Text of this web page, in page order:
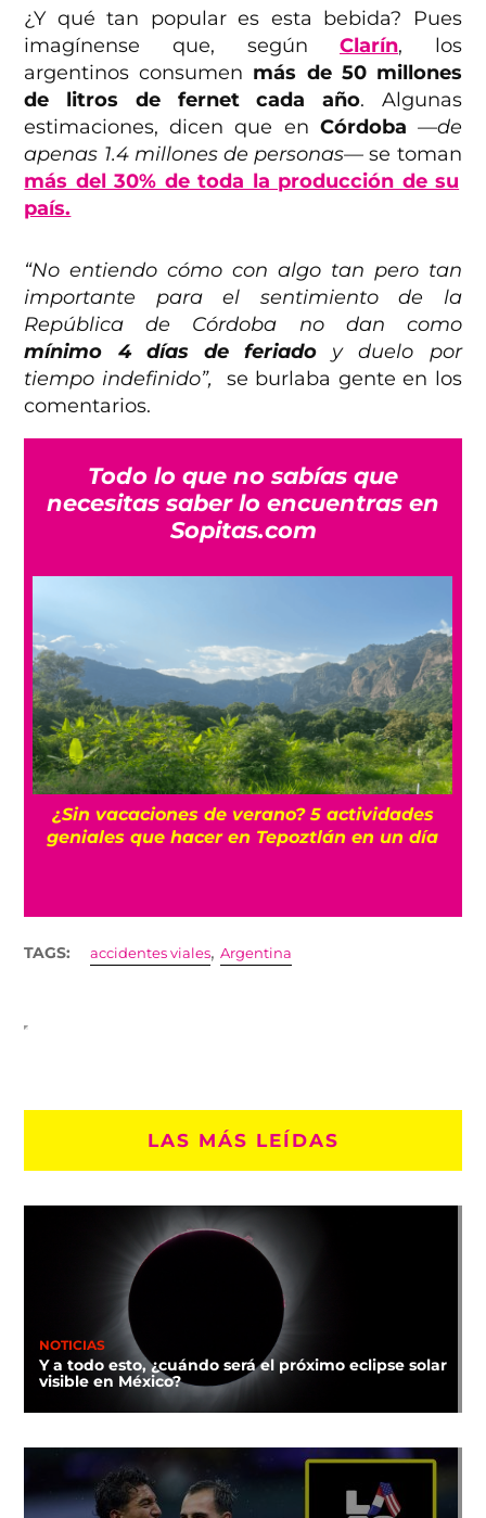
¿Y qué tan popular es esta bebida? Pues
imagínense que, segúnClarín, los
argentinos consumen más de 50 millones
de litros de fernet cada año. Algunas
estimaciones, dicen que en Córdoba —de
apenas 1.4 millones de personas—se toman
más del 30% de toda la producción de su
país.
“No entiendo cómo con algo tan pero tan
importante para el sentimiento de la
República de Córdoba no dan como
mínimo 4 días de feriado y duelo por
tiempo indefinido”, se burlaba gente en los
comentarios.
Todo lo que no sabías que
necesitas saber lo encuentras en
Sopitas.com
¿Sin vacaciones de verano? 5 actividades
geniales que hacer en Tepoztlán en un día
TAGS: accidentes viales,Argentina
LAS MÁS LEÍDAS
NOTICIAS
Y a todo esto, ¿cuándo será el próximo eclipse solar
visible en México?